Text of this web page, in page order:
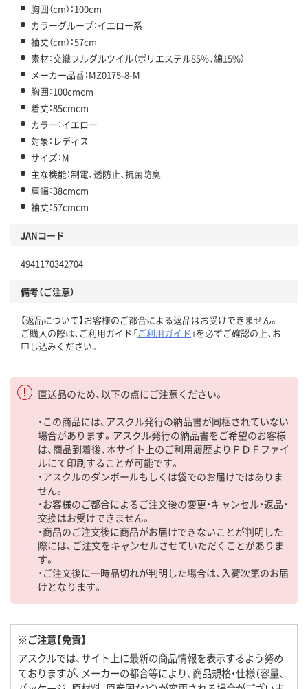
胸囲（cm）：100cm
カラーグループ：イエロー系
袖丈（cm）：57cm
素材：交織フルダルツイル（ポリエステル85%、綿15%）
メーカー品番：MZ0175-8-M
胸囲：100cmcm
着丈：85cmcm
カラー：イエロー
対象：レディス
サイズ：M
主な機能：制電、透防止、抗菌防臭
肩幅：38cmcm
袖丈：57cmcm
JANコード
4941170342704
備考（ご注意）
【返品について】お客様のご都合による返品はお受けできません。
ご購入の際は、ご利用ガイド「ご利用ガイド 」を必ずご確認の上、お
申し込みください。
直送品のため、以下の点にご注意ください。
・この商品には、アスクル発行の納品書が同梱されていない
場合があります。アスクル発行の納品書をご希望のお客様
は、商品到着後、本サイト上のご利用履歴よりＰＤＦファイ
ルにて印刷することが可能です。
・アスクルのダンボールもしくは袋でのお届けではありま
せん。
・お客様のご都合によるご注文後の変更・キャンセル・返品・
交換はお受けできません。
・商品のご注文後に商品がお届けできないことが判明した
際には、ご注文をキャンセルさせていただくことがありま
す。
・ご注文後に一時品切れが判明した場合は、入荷次第のお届
けとなります。
※ご注意【免責】
アスクルでは、サイト上に最新の商品情報を表示するよう努め
ておりますが、メーカーの都合等により、商品規格・仕様（容量、